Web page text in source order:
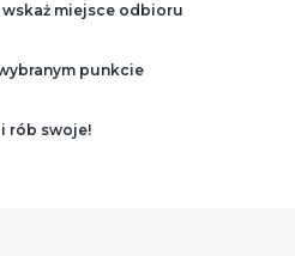
miejsce odbioru
punkcie
rób swoje!